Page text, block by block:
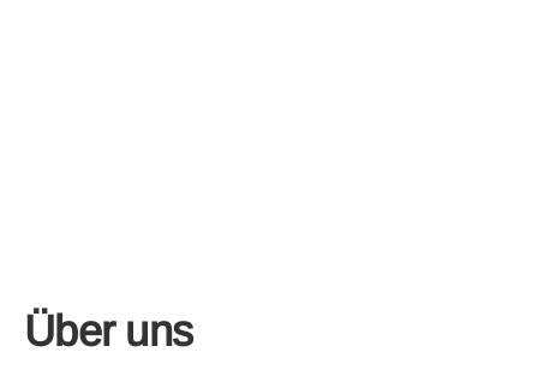
Über uns